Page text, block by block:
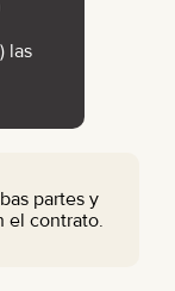
) las
partes y
el contrato.